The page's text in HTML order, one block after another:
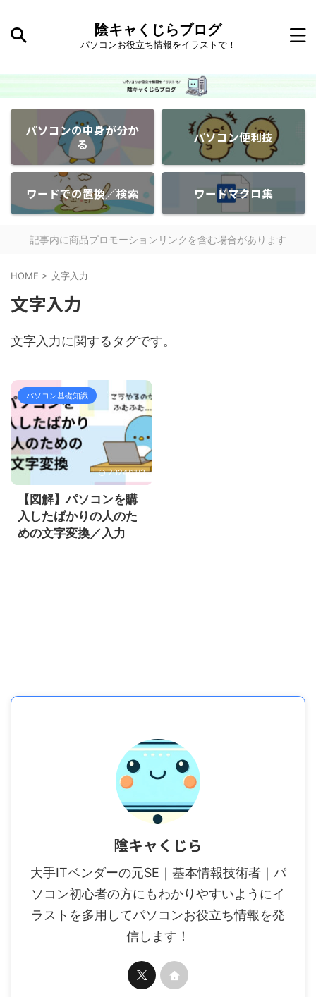
陰キャくじらブログ
パソコンお役立ち情報をイラストで！
パソコンの中身が分か
る
パソコン便利技
ワードでの置換／検索 ワードマクロ集
記事内に商品プロモーションリンクを含む場合があります
HOME > 文字入力
文字入力
文字入力に関するタグです。
パソコン基礎知識
2024/11/3
【図解】パソコンを購
入したばかりの人のた
めの文字変換／入力
陰キャくじら
大手ITベンダーの元SE｜基本情報技術者｜パ
ソコン初心者の方にもわかりやすいようにイ
ラストを多用してパソコンお役立ち情報を発
信します！